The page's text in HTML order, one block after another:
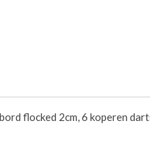
flocked 2cm, 6 koperen